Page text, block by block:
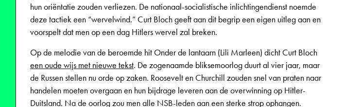
hun oriëntatie zouden verliezen. De nationaal-socialistische inlichtingendienst noemde
deze tactiek een “wervelwind.” Curt Bloch geeft aan dit begrip een eigen uitleg aan en
voorspelt dat men op een dag Hitlers wervel zal breken.
Op de melodie van de beroemde hit Onder de lantaarn (Lili Marleen) dicht Curt Bloch
een oude wijs met nieuwe tekst. De zogenaamde bliksemoorlog duurt al vier jaar, maar
de Russen stellen nu orde op zaken. Roosevelt en Churchill zouden snel van praten naar
handelen moeten overgaan en hun bijdrage leveren aan de overwinning op Hitler-
Duitsland. Na de oorlog zou men alle NSB-leden aan een sterke strop ophangen.